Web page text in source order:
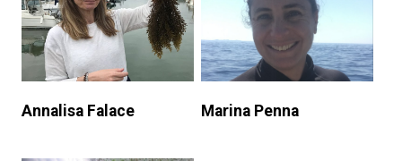
Annalisa Falace Marina Penna